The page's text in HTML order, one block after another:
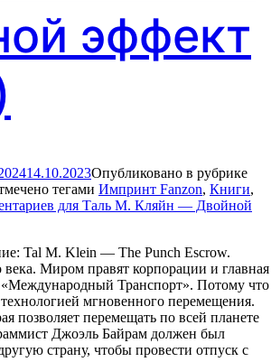
эффект
14.10.2023Опубликовано в рубрике
тегами Импринт Fanzon, Книги,
для Таль М. Кляйн — Двойной
Tal M. Klein — The Punch Escrow.
века. Миром правят корпорации и главная
Транспорт». Потому что
мгновенного перемещения.
позволяет перемещать по всей планете
Джоэль Байрам должен был
страну, чтобы провести отпуск с